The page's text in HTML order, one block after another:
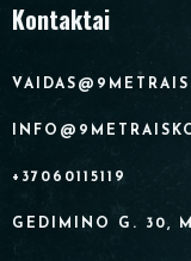
Kontaktai
+37060115119
GEDIMINO G. 30,